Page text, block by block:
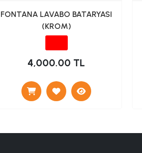
FONTANA LAVABO BATARYASI
(KROM)
4,000.00 TL